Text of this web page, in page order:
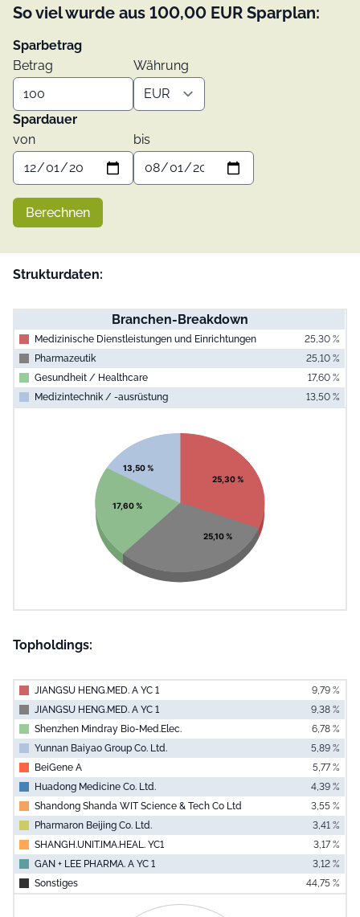
So viel wurde aus 100,00 EUR Sparplan:
Sparbetrag
Betrag
Währung
Spardauer
von
bis
Berechnen
Strukturdaten:
Branchen-Breakdown
Medizinische Dienstleistungen und Einrichtungen
25,30 %
Pharmazeutik
25,10 %
Gesundheit / Healthcare
17,60 %
Medizintechnik / -ausrüstung
13,50 %
Pie chart with 4 slices.
View as data table, Chart
25,30 %
25,10 %
17,60 %
13,50 %
Topholdings:
JIANGSU HENG.MED. A YC 1
9,79 %
JIANGSU HENG.MED. A YC 1
9,38 %
Shenzhen Mindray Bio-Med.Elec.
6,78 %
Yunnan Baiyao Group Co. Ltd.
5,89 %
BeiGene A
5,77 %
Huadong Medicine Co. Ltd.
4,39 %
Shandong Shanda WIT Science & Tech Co Ltd
3,55 %
Pharmaron Beijing Co. Ltd.
3,41 %
SHANGH.UNIT.IMA.HEAL. YC1
3,17 %
GAN + LEE PHARMA. A YC 1
3,12 %
Sonstiges
44,75 %